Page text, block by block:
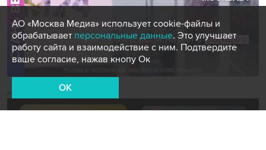
Новости СМИ2
АО «Москва Медиа» использует cookie-файлы и
обрабатывает персональные данные. Это улучшает
работу сайта и взаимодействие с ним. Подтвердите
ваше согласие, нажав кнопу Ок
OK